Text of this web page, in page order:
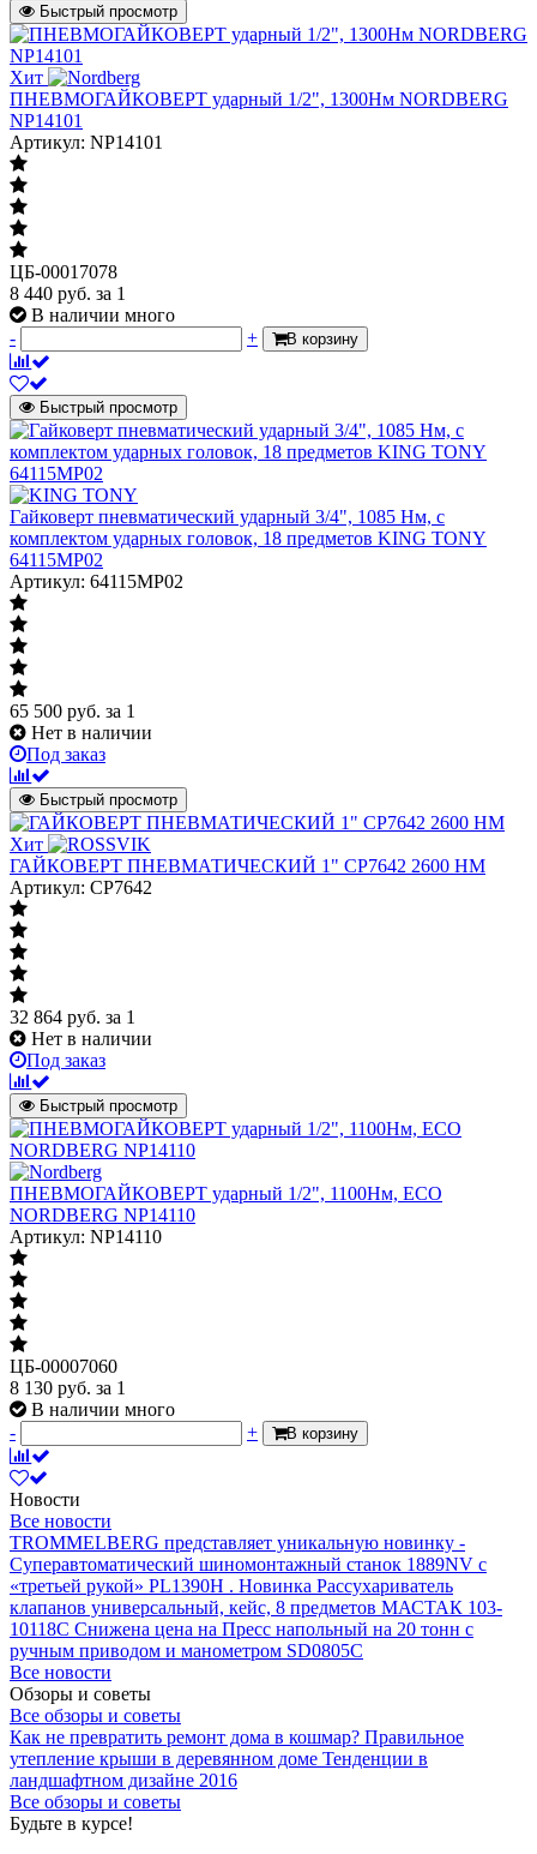
Быстрый просмотр
Хит
ПНЕВМОГАЙКОВЕРТ ударный 1/2", 1300Нм NORDBERG
NP14101
Артикул: NP14101
ЦБ-00017078
8 440 руб. за 1
В наличии много
-
+ В корзину
Быстрый просмотр
Гайковерт пневматический ударный 3/4", 1085 Нм, с
комплектом ударных головок, 18 предметов KING TONY
64115MP02
Артикул: 64115MP02
65 500 руб. за 1
Нет в наличии
Под заказ
Быстрый просмотр
Хит
ГАЙКОВЕРТ ПНЕВМАТИЧЕСКИЙ 1" CP7642 2600 НМ
Артикул: CP7642
32 864 руб. за 1
Нет в наличии
Под заказ
Быстрый просмотр
ПНЕВМОГАЙКОВЕРТ ударный 1/2", 1100Нм, ECO
NORDBERG NP14110
Артикул: NP14110
ЦБ-00007060
8 130 руб. за 1
В наличии много
-
+ В корзину
Новости
Все новости
TROMMELBERG представляет уникальную новинку -
Суперавтоматический шиномонтажный станок 1889NV с
«третьей рукой» PL1390H . Новинка Рассухариватель
клапанов универсальный, кейс, 8 предметов МАСТАК 103-
10118C Снижена цена на Пресс напольный на 20 тонн с
ручным приводом и манометром SD0805C
Все новости
Обзоры и советы
Все обзоры и советы
Как не превратить ремонт дома в кошмар? Правильное
утепление крыши в деревянном доме Тенденции в
ландшафтном дизайне 2016
Все обзоры и советы
Будьте в курсе!